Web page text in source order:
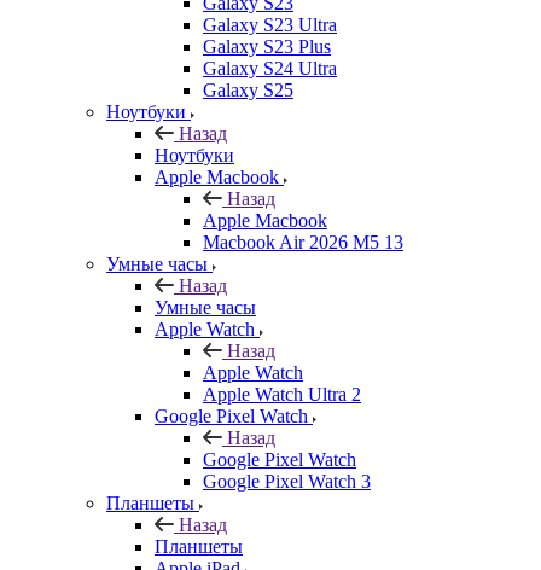
Galaxy S23 Ultra
Galaxy S23 Plus
Galaxy S24 Ultra
Galaxy S25
Ноутбуки
Назад
Ноутбуки
Apple Macbook
Назад
Apple Macbook
Macbook Air 2026 M5 13
Умные часы
Назад
Умные часы
Apple Watch
Назад
Apple Watch
Apple Watch Ultra 2
Google Pixel Watch
Назад
Google Pixel Watch
Google Pixel Watch 3
Планшеты
Назад
Планшеты